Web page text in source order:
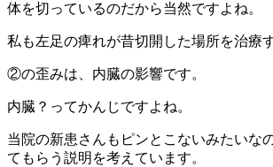
体を切っているのだから当然ですよね。
私も左足の痺れが昔切開した場所を治療
②の歪みは、内臓の影響です。
内臓？ってかんじですよね。
当院の新患さんもピンとこないみたいな
てもらう説明を考えています。